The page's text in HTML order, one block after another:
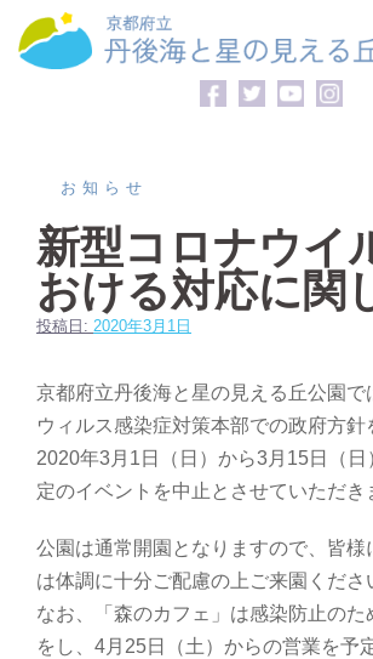
お知らせ
新型コロナウイ
おける対応に関
投稿日: 2020年3月1日
京都府立丹後海と星の見える丘公園で
ウィルス感染症対策本部での政府方針
2020年3月1日（日）から3月15日（日
定のイベントを中止とさせていただき
公園は通常開園となりますので、皆様
は体調に十分ご配慮の上ご来園くださ
なお、「森のカフェ」は感染防止のた
をし、4月25日（土）からの営業を予